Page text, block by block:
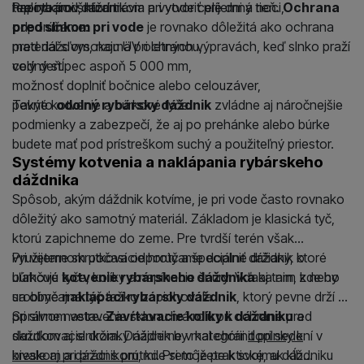
napínacími šnúrami.
teplotu pod dáždnikom a vytvoriť príjemný tieň.Ochrana
pred slnkom pri vode je rovnako dôležitá ako ochrana
pred dažďom, najmä pri letných výpravách, keď slnko praží
celý deň.
Pre rybárov, ktorí trávia pri vode celé dni a noci,
odporúčame:
materiál s vysokou UV ochranou,
vodný stĺpec aspoň 5 000 mm,
možnosť doplniť bočnice alebo celouzáver,
pevné kotvenie a búrkové tyče.
Takýtoodolný rybársky dáždnik zvládne aj náročnejšie
podmienky a zabezpečí, že aj po prehánke alebo búrke
budete mať pod prístreškom suchý a použiteľný priestor.
Systémy kotvenia a naklápania rybárskeho
dáždnika
Spôsob, akým dáždnik kotvíme, je pri vode často rovnako
dôležitý ako samotný materiál. Základom je klasická tyč,
ktorú zapichneme do zeme. Pre tvrdší terén však
využijeme skrutkovacie hroty a špeciálne držiaky, ktoré
uľahčujú kotvenie rybárskeho dáždnikaaj tam, kde by
sa obyčajná tyč ťažko zapichovala.
Pri veternom počasí odporúčame doplniť dáždnik o
búrkové tyče, kolíky a napínacie šnúry. Vďaka nim z neho
urobímenaklápací rybársky dáždnik, ktorý pevne drží aj
pri silnom vetre.Zavŕtavacie kolíky k dáždnikua
skrutkovacie držiaky nájdeme v kategóriidoplnky k
bivakom a dáždnikom, kde si môžete k svojmu dáždniku
Správne nastavenie sklonu hrá rolu pri ochrane pred
dažďom aj slnkom. Dáždnik by mal chrániť pri sedení v
kresle aj pri práci s prútmi. Preto je praktické, ak kĺb